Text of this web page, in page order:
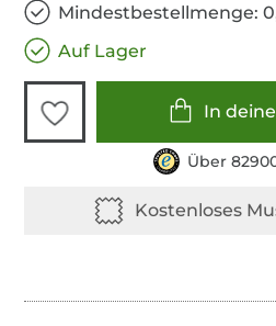
Mindestbestellmenge:
Auf Lager
In
Über